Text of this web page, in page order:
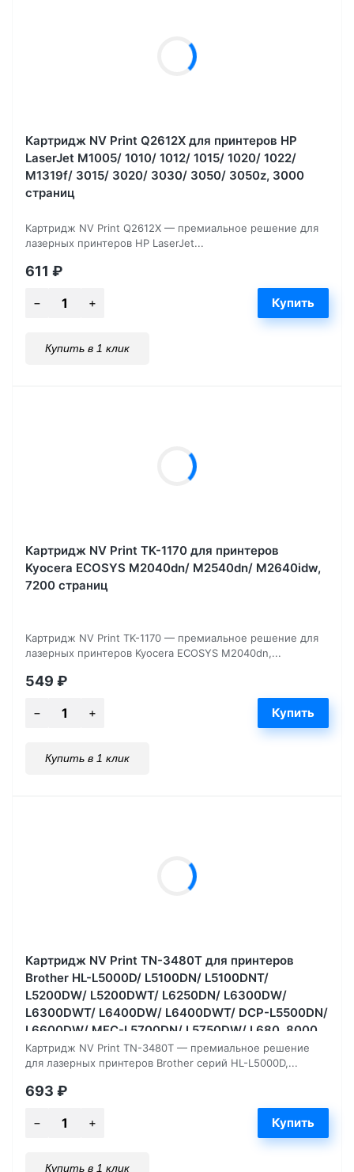
Картридж NV Print Q2612X для принтеров HP
LaserJet M1005/ 1010/ 1012/ 1015/ 1020/ 1022/
M1319f/ 3015/ 3020/ 3030/ 3050/ 3050z, 3000
страниц
Картридж NV Print Q2612X — премиальное решение для
лазерных принтеров HP LaserJet...
611 ₽
Купить в 1 клик
Картридж NV Print TK-1170 для принтеров
Kyocera ECOSYS M2040dn/ M2540dn/ M2640idw,
7200 страниц
Картридж NV Print TK-1170 — премиальное решение для
лазерных принтеров Kyocera ECOSYS M2040dn,...
549 ₽
Купить в 1 клик
Картридж NV Print TN-3480T для принтеров
Brother HL-L5000D/ L5100DN/ L5100DNT/
L5200DW/ L5200DWT/ L6250DN/ L6300DW/
L6300DWT/ L6400DW/ L6400DWT/ DCP-L5500DN/
L6600DW/ MFC-L5700DN/ L5750DW/ L680, 8000
страниц
Картридж NV Print TN-3480T — премиальное решение
для лазерных принтеров Brother серий HL-L5000D,...
693 ₽
Купить в 1 клик